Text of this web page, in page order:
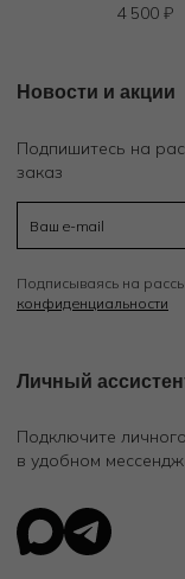
4 500 ₽
Новости и акции
Подпишитесь на
заказ
Подписываясь на
конфиденциальности
Личный
Подключите
в удобном